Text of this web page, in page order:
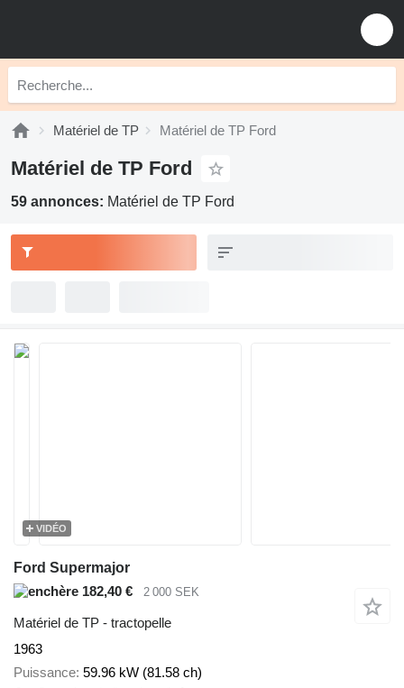
Matériel de TP Matériel de TP Ford
Matériel de TP Ford
59 annonces: Matériel de TP Ford
VIDÉO
Ford Supermajor
182,40 €
2 000 SEK
Matériel de TP - tractopelle
1963
Puissance 59.96 kW (81.58 ch)